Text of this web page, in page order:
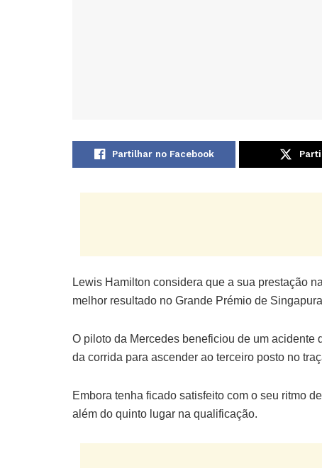
Partilhar no Facebook
Lewis Hamilton considera que a sua prestação
melhor resultado no Grande Prémio de
O piloto da Mercedes beneficiou de um
da corrida para ascender ao terceiro posto no
Embora tenha ficado satisfeito com o seu ritmo
além do quinto lugar na qualificação.